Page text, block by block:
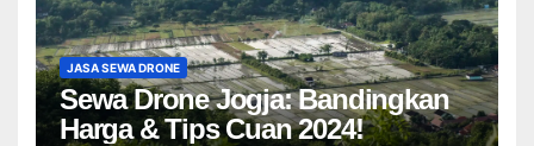
JASA SEWA DRONE
Sewa Drone Jogja: Bandingkan
Harga & Tips Cuan 2024!